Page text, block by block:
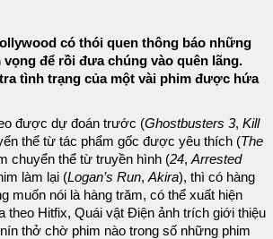
có thói quen thông báo những
để rồi đưa chúng vào quên lãng.
tình trạng của một vài phim được hứa
được dự đoán trước (Ghostbusters 3, Kill
thể từ tác phẩm gốc được yêu thích (The
chuyển thể từ truyền hình (24, Arrested
làm lại (Logan’s Run, Akira), thì có hàng
muốn nói là hàng trăm, có thể xuất hiện
theo Hitfix, Quái vật Điện ảnh trích giới thiệu
thở chờ phim nào trong số những phim